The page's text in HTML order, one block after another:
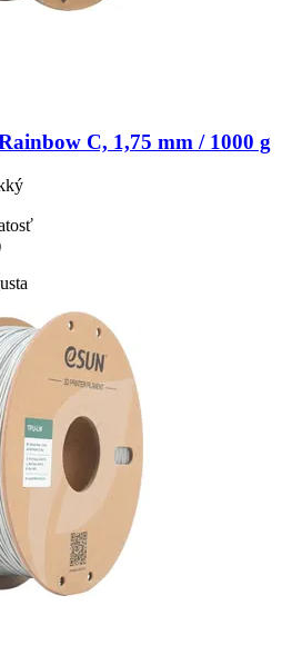
C, 1,75 mm / 1000 g